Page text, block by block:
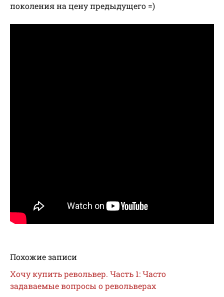
поколения на цену предыдущего =)
Похожие записи
Хочу купить револьвер. Часть 1: Часто
задаваемые вопросы о револьверах